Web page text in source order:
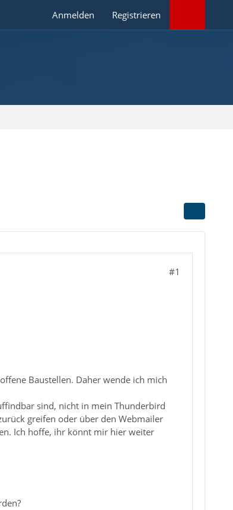
Anmelden Registrieren
#1
Baustellen. Daher wende ich mich
sind, nicht in mein Thunderbird
greifen oder über den Webmailer
Ich hoffe, ihr könnt mir hier weiter